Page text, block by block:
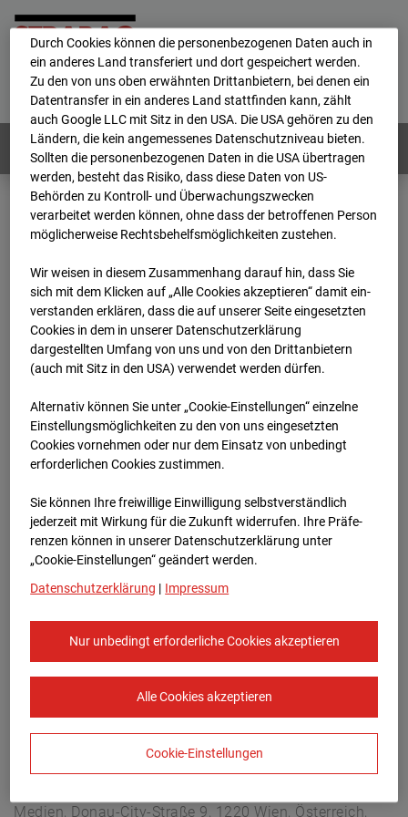
Home E-Mail Impressum
Login
Deutsch / English
Webcams: Alle Länder
Home
Deutschland
BC-114 BV-Ausbau Bonatzbau -Cam2
Archiv
2026
07 08 07:45
BC-114 BV-Ausbau
Bonatzbau -Cam2
Arnulf Klett Platz, 70173 Stuttgart
Zur Übersicht
Europe/Berlin
Medien, Donau-City-Straße 9, 1220 Wien, Österreich,
Durch Cookies können die personenbezogenen Daten auch in
ein anderes Land transferiert und dort gespeichert werden.
Zu den von uns oben erwähnten Drittanbietern, bei denen ein
Datentransfer in ein anderes Land stattfinden kann, zählt
auch Google LLC mit Sitz in den USA. Die USA gehören zu den
Ländern, die kein angemessenes Datenschutzniveau bieten.
Sollten die personenbezogenen Daten in die USA übertragen
werden, besteht das Risiko, dass diese Daten von US-
Behörden zu Kontroll- und Überwachungszwecken
verarbeitet werden können, ohne dass der betroffenen Person
möglicherweise Rechtsbehelfsmöglichkeiten zustehen.
Wir weisen in diesem Zusammenhang darauf hin, dass Sie
sich mit dem Klicken auf „Alle Cookies akzeptieren“ damit ein­
ver­standen erklären, dass die auf unserer Seite eingesetzten
Cookies in dem in unserer Datenschutzerklärung
dargestellten Umfang von uns und von den Drittanbietern
(auch mit Sitz in den USA) verwendet werden dürfen.
Alternativ können Sie unter „Cookie-Einstellungen“ einzelne
Einstellungsmöglichkeiten zu den von uns eingesetzten
Cookies vornehmen oder nur dem Einsatz von unbedingt
erforderlichen Cookies zustimmen.
Sie können Ihre freiwillige Einwilligung selbstverständlich
jederzeit mit Wirkung für die Zukunft widerrufen. Ihre Prä­fe­
renzen können in unserer Datenschutzerklärung unter
„Cookie-Einstellungen“ geändert werden.
Datenschutzerklärung | Impressum
Nur unbedingt erforderliche Cookies akzeptieren
Alle Cookies akzeptieren
Cookie-Einstellungen